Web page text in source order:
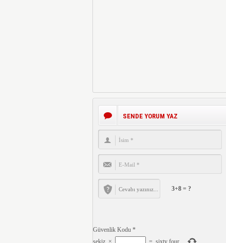
SENDE YORUM YAZ
3+8 = ?
Güvenlik Kodu *
sekiz × = sixty four